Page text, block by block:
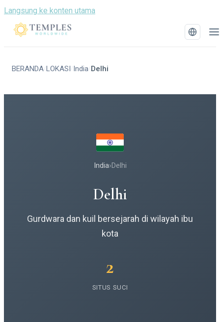
Langsung ke konten utama
BERANDA/LOKASI / India/ Delhi
India›Delhi
Delhi
Gurdwara dan kuil bersejarah di wilayah ibu
kota
2
SITUS SUCI